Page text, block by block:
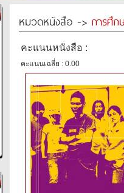
หมวดหนังสือ -> การศึก
คะแนนหนังสือ :
คะแนนเฉลี่ย : 0.00